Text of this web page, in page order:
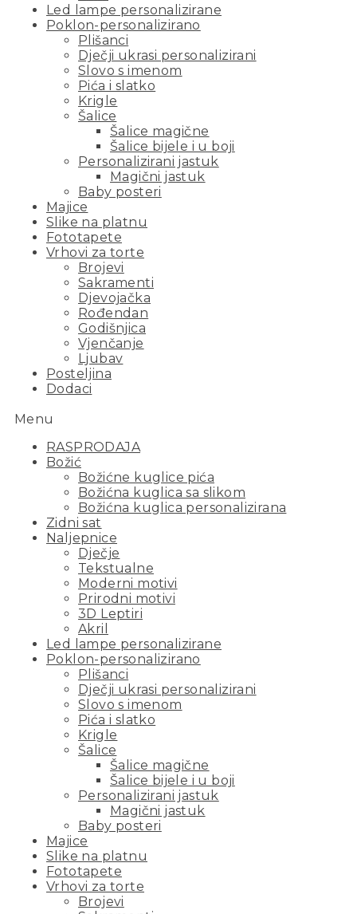
Led lampe personalizirane
Poklon-personalizirano
Plišanci
Dječji ukrasi personalizirani
Slovo s imenom
Pića i slatko
Krigle
Šalice
Šalice magične
Šalice bijele i u boji
Personalizirani jastuk
Magični jastuk
Baby posteri
Majice
Slike na platnu
Fototapete
Vrhovi za torte
Brojevi
Sakramenti
Djevojačka
Rođendan
Godišnjica
Vjenčanje
Ljubav
Posteljina
Dodaci
Menu
RASPRODAJA
Božić
Božićne kuglice pića
Božićna kuglica sa slikom
Božićna kuglica personalizirana
Zidni sat
Naljepnice
Dječje
Tekstualne
Moderni motivi
Prirodni motivi
3D Leptiri
Akril
Led lampe personalizirane
Poklon-personalizirano
Plišanci
Dječji ukrasi personalizirani
Slovo s imenom
Pića i slatko
Krigle
Šalice
Šalice magične
Šalice bijele i u boji
Personalizirani jastuk
Magični jastuk
Baby posteri
Majice
Slike na platnu
Fototapete
Vrhovi za torte
Brojevi